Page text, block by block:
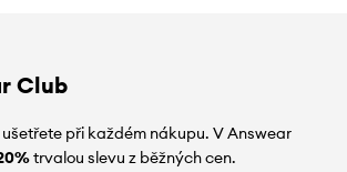
Club
při každém nákupu. V Answear
trvalou slevu z běžných cen.